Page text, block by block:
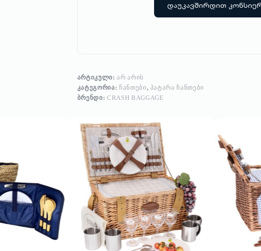
დაუკავშირდით
ᲐᲠᲢᲘᲙᲣᲚᲘ:ᲐᲠ ᲐᲠᲘᲡ
ᲙᲐᲢᲔᲒᲝᲠᲘᲐ: ᲩᲐᲜᲗᲔᲑᲘ, ᲞᲐᲢᲐᲠᲐ ᲩᲐᲜᲗᲔᲑᲘ
ᲑᲠᲔᲜᲓᲘ: CRASH BAGGAGE